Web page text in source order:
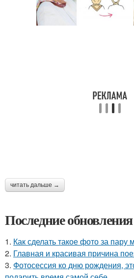
читать дальше →
Последние
1. Как сделать такое фото за пару
2. Главная и красивая причина
3. Фотосессия ко дню рождения,